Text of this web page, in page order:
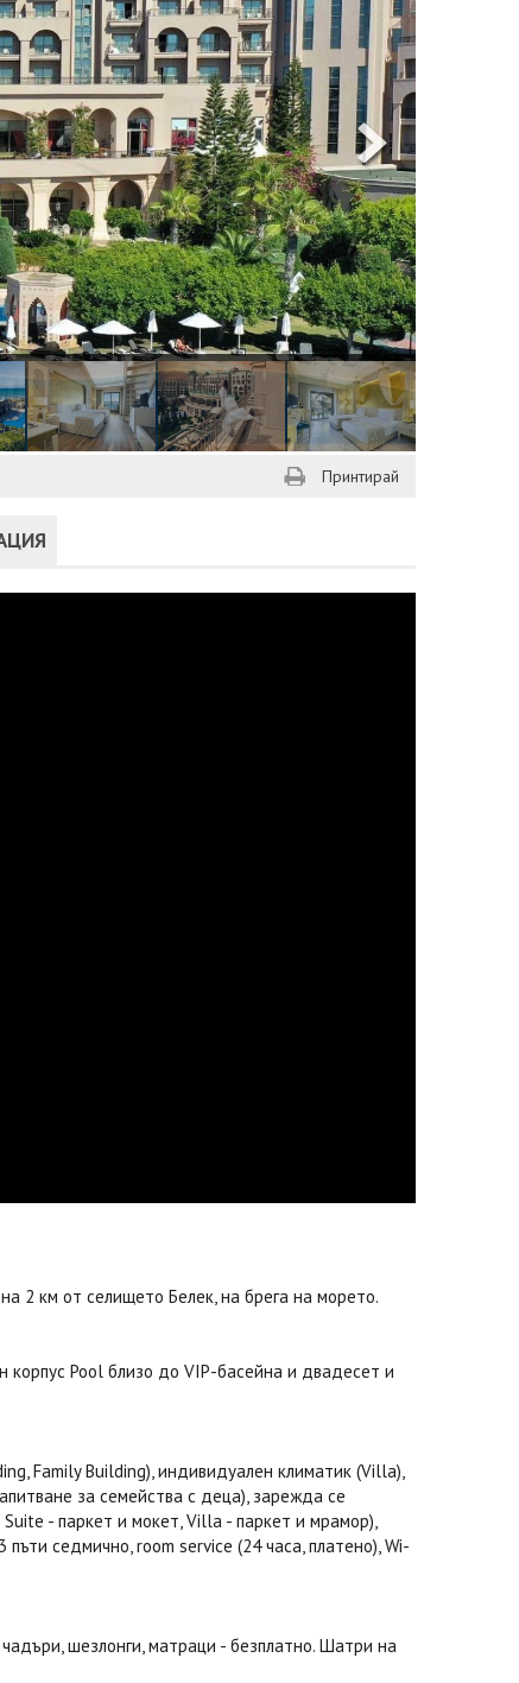
Принтирай
2 км от селището Белек, на брега на морето.
корпус Pool близо до VIP-басейна и двадесет и
Family Building), индивидуален климатик (Villa),
за семейства с деца), зарежда се
- паркет и мокет, Villa - паркет и мрамор),
седмично, room service (24 часа, платено), Wi-
шезлонги, матраци - безплатно. Шатри на